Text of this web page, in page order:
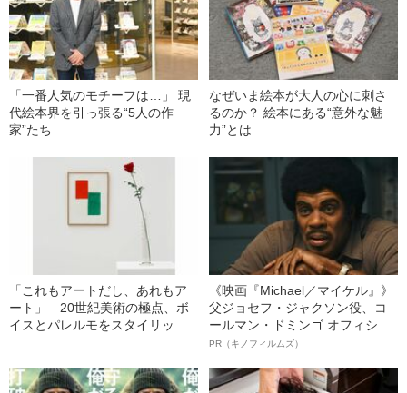
「一番人気のモチーフは…」 現
代絵本界を引っ張る“5人の作
家”たち
なぜいま絵本が大人の心に刺さ
るのか？ 絵本にある“意外な魅
力”とは
「これもアートだし、あれもア
ート」 20世紀美術の極点、ボ
イスとパレルモをスタイリッシ
《映画『Michael／マイケル』》
父ジョセフ・ジャクソン役、コ
ールマン・ドミンゴ オフィシャ
ルインタビュー“観客を魅了した
語る”《日本興収70億円突破》
PR（キノフィルムズ）